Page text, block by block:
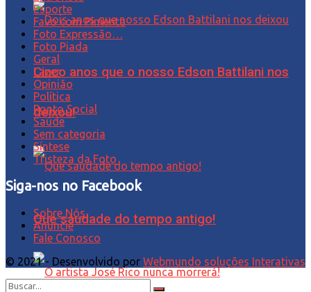
Cinco anos que o nosso Edson Battilani nos
deixou!
Que saudade do tempo antigo!
Esporte
Favo com Pimenta
Foto Expressão…
Foto Piada
Geral
Lazer
Opinião
Política
Ponto Social
Saúde
Sem categoria
Síntese
Tristeza da Foto
Siga-nos no Facebook
Sobre Nós
Anuncie
Fale Conosco
© 2021 - Desenvolvido por Webmundo soluções Interativas